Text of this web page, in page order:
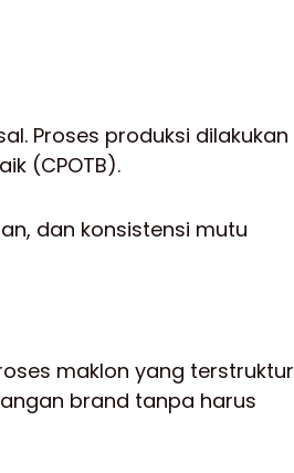
Proses produksi dilakukan
(CPOTB).
dan konsistensi mutu
maklon yang terstruktur
brand tanpa harus